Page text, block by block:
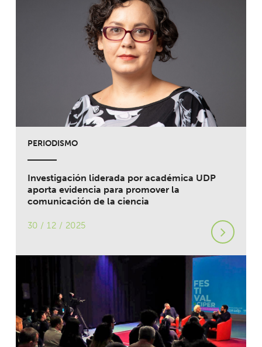
PERIODISMO
Investigación liderada por académica UDP
aporta evidencia para promover la
comunicación de la ciencia
30 / 12 / 2025